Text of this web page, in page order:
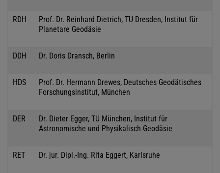
RDH
Prof. Dr. Reinhard Dietrich, TU Dresden, Institut für
Planetare Geodäsie
DDH Dr. Doris Dransch, Berlin
HDS
Prof. Dr. Hermann Drewes, Deutsches Geodätisches
Forschungsinstitut, München
DER
Dr. Dieter Egger, TU München, Institut für
Astronomische und Physikalisch Geodäsie
RET Dr. jur. Dipl.-Ing. Rita Eggert, Karlsruhe